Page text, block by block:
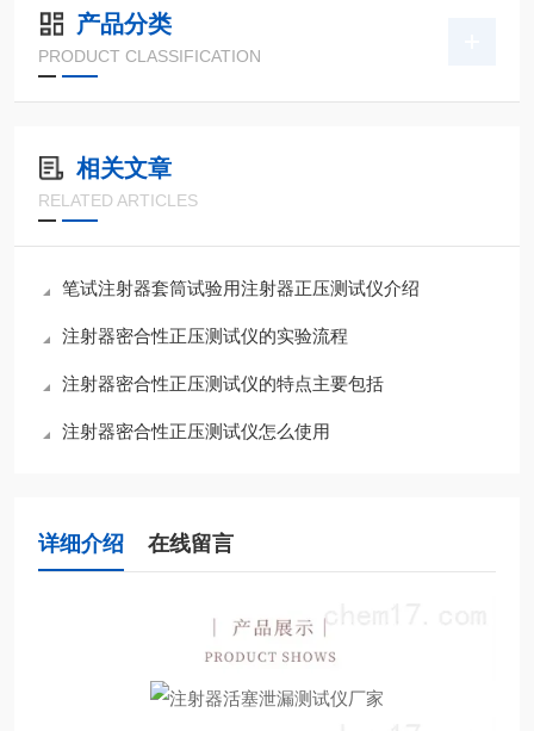
产品分类
PRODUCT CLASSIFICATION
相关文章
RELATED ARTICLES
笔试注射器套筒试验用注射器正压测试仪介绍
注射器密合性正压测试仪的实验流程
注射器密合性正压测试仪的特点主要包括
注射器密合性正压测试仪怎么使用
详细介绍 在线留言